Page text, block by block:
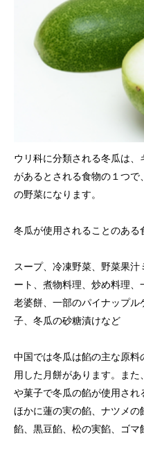
ウリ科に分類される冬瓜は
があるとされる食物の１つ
の野菜になります。
冬瓜が使用されることのある
スープ、冷凍野菜、野菜果
ート、煮物料理、炒め料理、
老婆餅、一部のパイナップ
子、冬瓜の砂糖漬けなど
中国では冬瓜は餡の主な原
用した月餅があります。ま
や菓子で冬瓜の餡が使用され
ほかに蓮の実の餡、ナツメ
餡、黒豆餡、松の実餡、ゴマ